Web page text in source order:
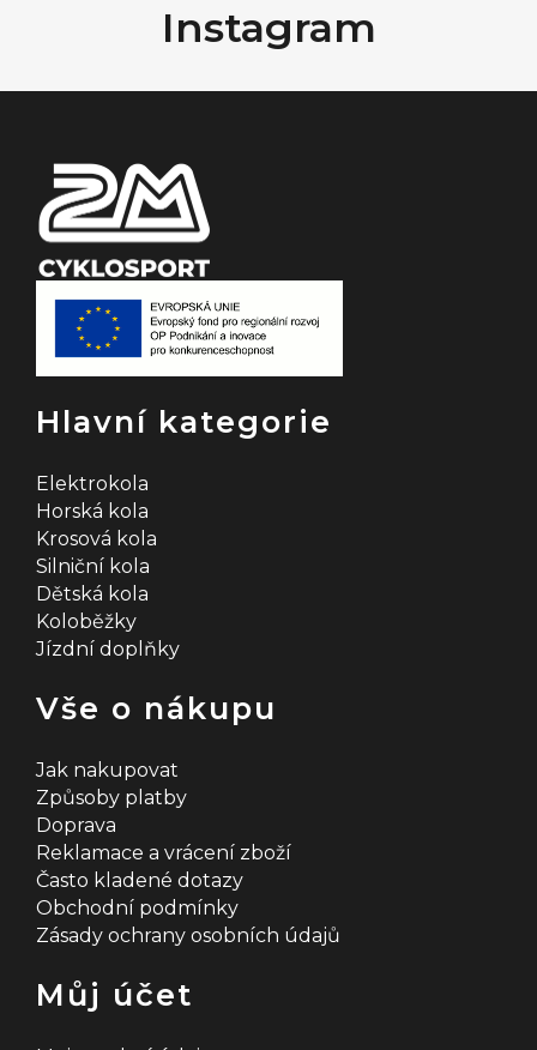
t
Instagram
Hlavní kategorie
Elektrokola
Horská kola
Krosová kola
Silniční kola
Dětská kola
Koloběžky
Jízdní doplňky
Vše o nákupu
Jak nakupovat
Způsoby platby
Doprava
Reklamace a vrácení zboží
Často kladené dotazy
Obchodní podmínky
Zásady ochrany osobních údajů
Můj účet